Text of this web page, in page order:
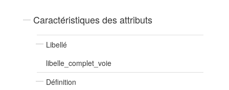
Caractéristiques des attributs
Libellé
libelle_complet_voie
Définition